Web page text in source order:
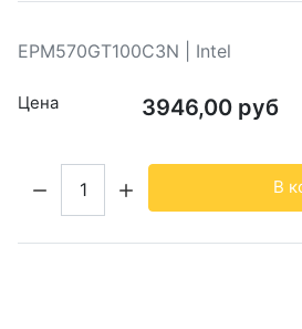
EPM570GT100C3N | Intel
Цена 3946,00 руб
В